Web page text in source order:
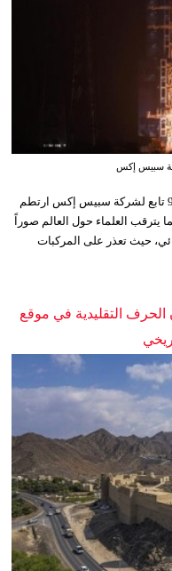
يُعتقد أن جزءاً ضخماً تائهاً من صاروخ فالكون 9 تابع لشركة سبيس إكس ارتطم
يترقب العلماء حول العالم صوراً
حيث تعذر على المركبات
الحرف التقليدية في موقع